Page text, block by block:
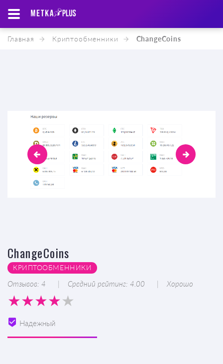
Главная Криптообменники ChangeCoins
ChangeCoins
КРИПТООБМЕННИКИ
Отзывов: 4 Средний рейтинг: 4.00 Хорошо
Надежный